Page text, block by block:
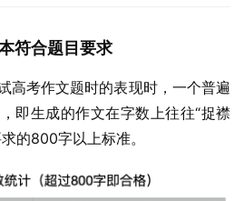
符合题目要求
高考作文题时的表现时，一个普遍
即生成的作文在字数上往往“捉襟
的800字以上标准。